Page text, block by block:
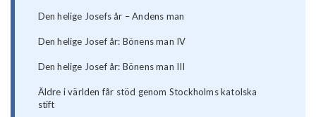
Den helige Josefs år – Andens man
Den helige Josef år: Bönens man IV
Den helige Josef år: Bönens man III
Äldre i världen får stöd genom Stockholms katolska
stift